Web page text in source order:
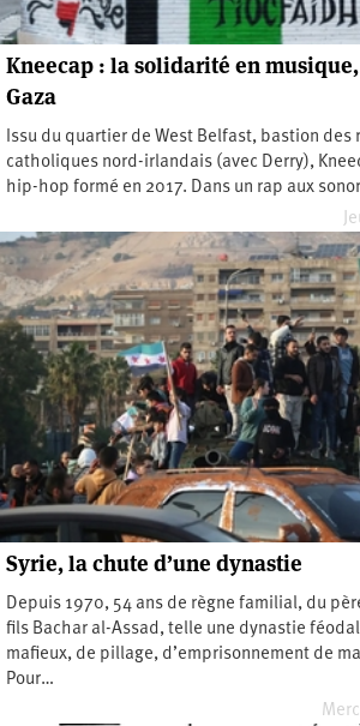
Kneecap : la solidarité en
Gaza
Issu du quartier de West Belfast, bastion
catholiques nord-irlandais (avec Derry),
hip-hop formé en 2017. Dans un rap aux
Syrie, la chute d’une dynastie
Depuis 1970, 54 ans de règne familial, du
fils Bachar al-Assad, telle une dynastie
mafieux, de pillage, d’emprisonnement de
Pour…